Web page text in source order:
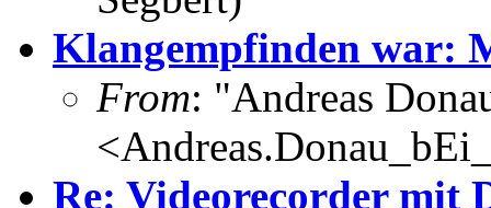
Klangempfinden war:
From: "Andreas
Re: Videorecorder mit